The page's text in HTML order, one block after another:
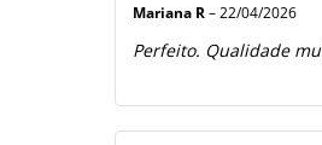
Mariana R – 22/04/2026
Perfeito. Qualidade